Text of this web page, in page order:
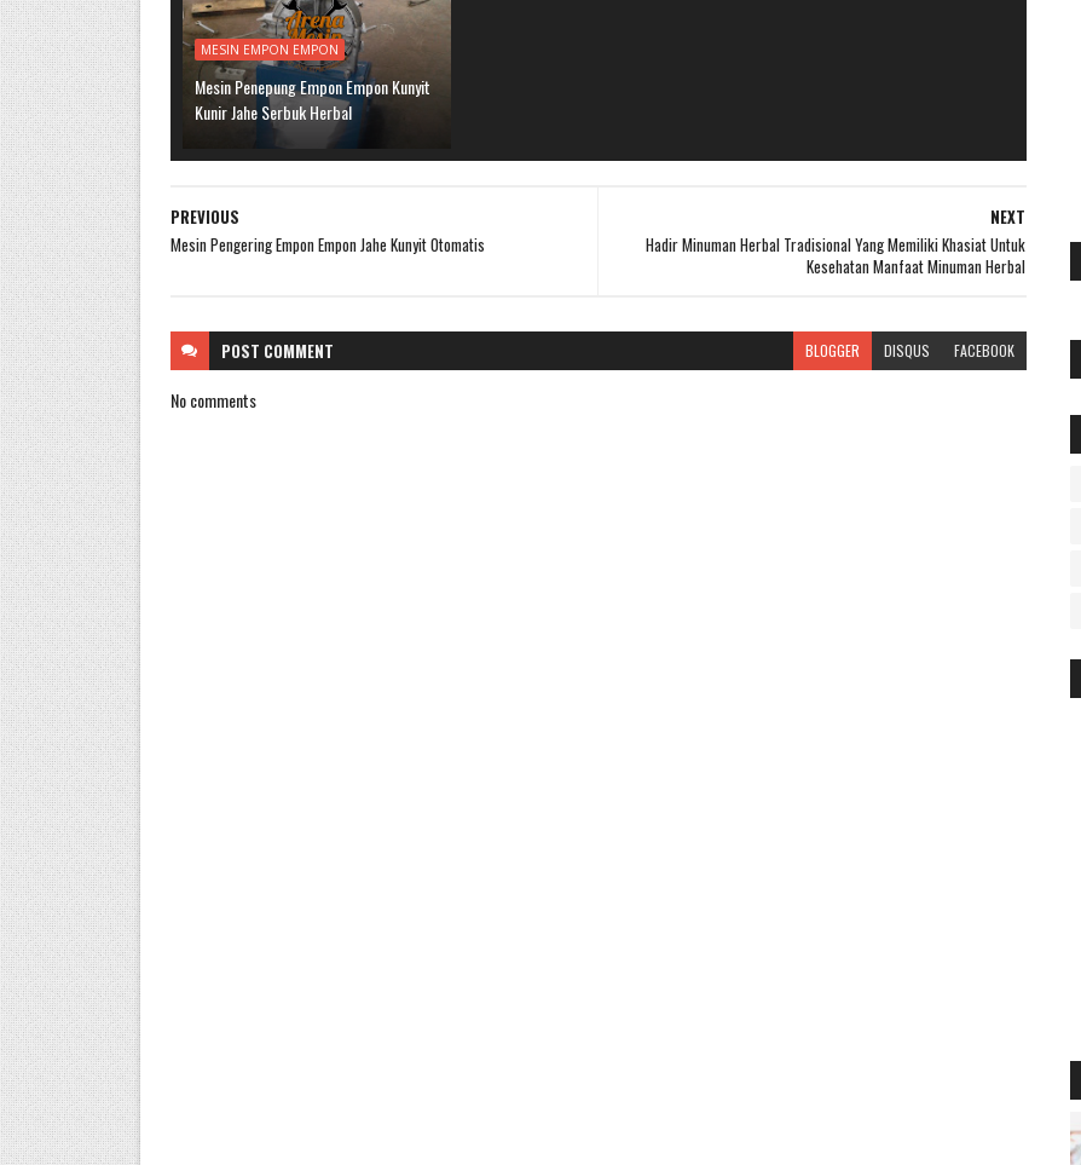
MESIN EMPON EMPON
Mesin Penepung Empon Empon Kunyit
Kunir Jahe Serbuk Herbal
NEXT
Hadir Minuman Herbal Tradisional Yang Memiliki Khasiat Untuk
Kesehatan Manfaat Minuman Herbal
PREVIOUS
Mesin Pengering Empon Empon Jahe Kunyit Otomatis
POST COMMENT BLOGGER DISQUS FACEBOOK
No comments